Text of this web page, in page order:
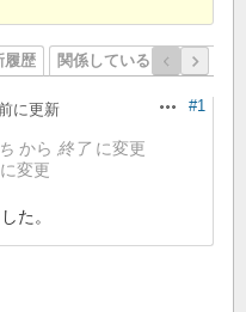
履歴 関係しているリビジョン
操作#1
に更新
から 終了 に変更
に変更
た。